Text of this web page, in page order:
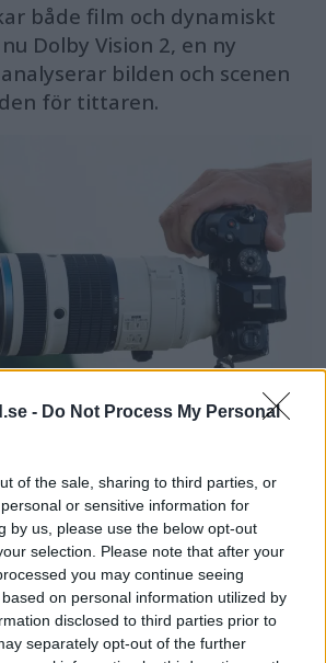
- Do Not Process My Personal
of the sale, sharing to third parties, or
or sensitive information for
by us, please use the below opt-out
selection. Please note that after your
you may continue seeing
on personal information utilized by
disclosed to third parties prior to
separately opt-out of the further
både film och dynamiskt
Dolby Vision 2, en ny
bilden och scenen
för tittaren.
av kameror &
Sverige
nu "Test & Wow"-
vilket gör det möjligt
och objektiv under fem